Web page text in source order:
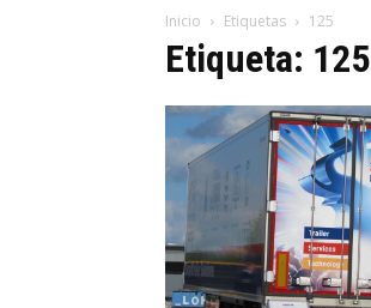
Inicio Etiquetas 125
Etiqueta: 125